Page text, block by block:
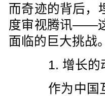
而奇迹的背后，
度审视腾讯——
面临的巨大挑战。
1. 增长的
作为中国互